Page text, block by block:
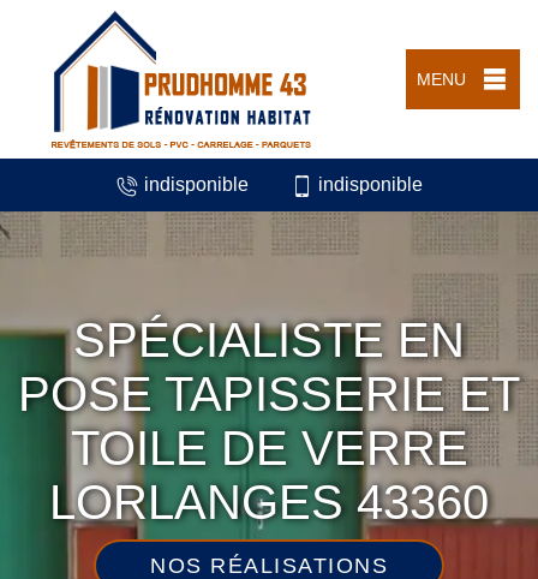
MENU
indisponible indisponible
SPÉCIALISTE EN
POSE TAPISSERIE ET
TOILE DE VERRE
LORLANGES 43360
NOS RÉALISATIONS